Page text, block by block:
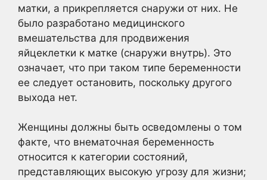
матки, а прикрепляется снаружи от них. Не
было разработано медицинского
вмешательства для продвижения
яйцеклетки к матке (снаружи внутрь). Это
означает, что при таком типе беременности
ее следует остановить, поскольку другого
выхода нет.
Женщины должны быть осведомлены о том
факте, что внематочная беременность
относится к категории состояний,
представляющих высокую угрозу для жизни;